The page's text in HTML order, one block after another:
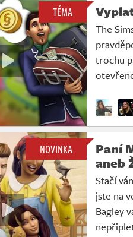
TÉMA
The
trochu
NOVINKA
Paní
aneb
Stačí
jste na
Bagley